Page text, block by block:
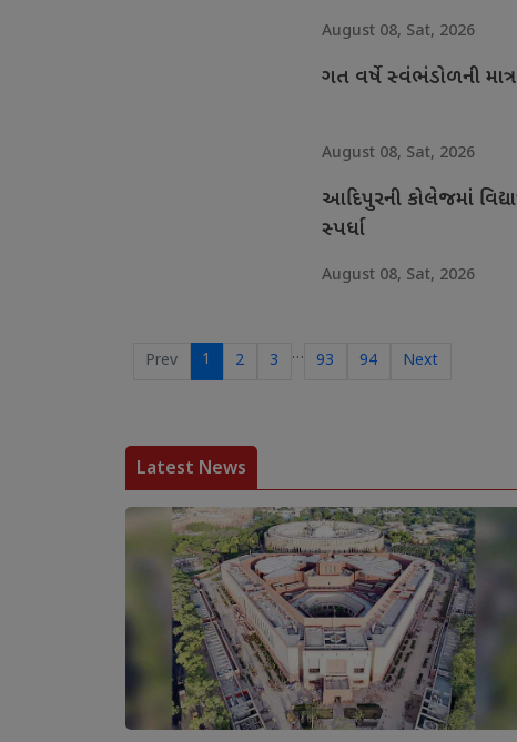
August 08, Sat, 2026
ગત વર્ષે સ્વંભંડોળની
August 08, Sat, 2026
આદિપુરની કોલેજમાં
સ્પર્ધા
August 08, Sat, 2026
Prev 1 2 3 … 93 94 Next
Latest News